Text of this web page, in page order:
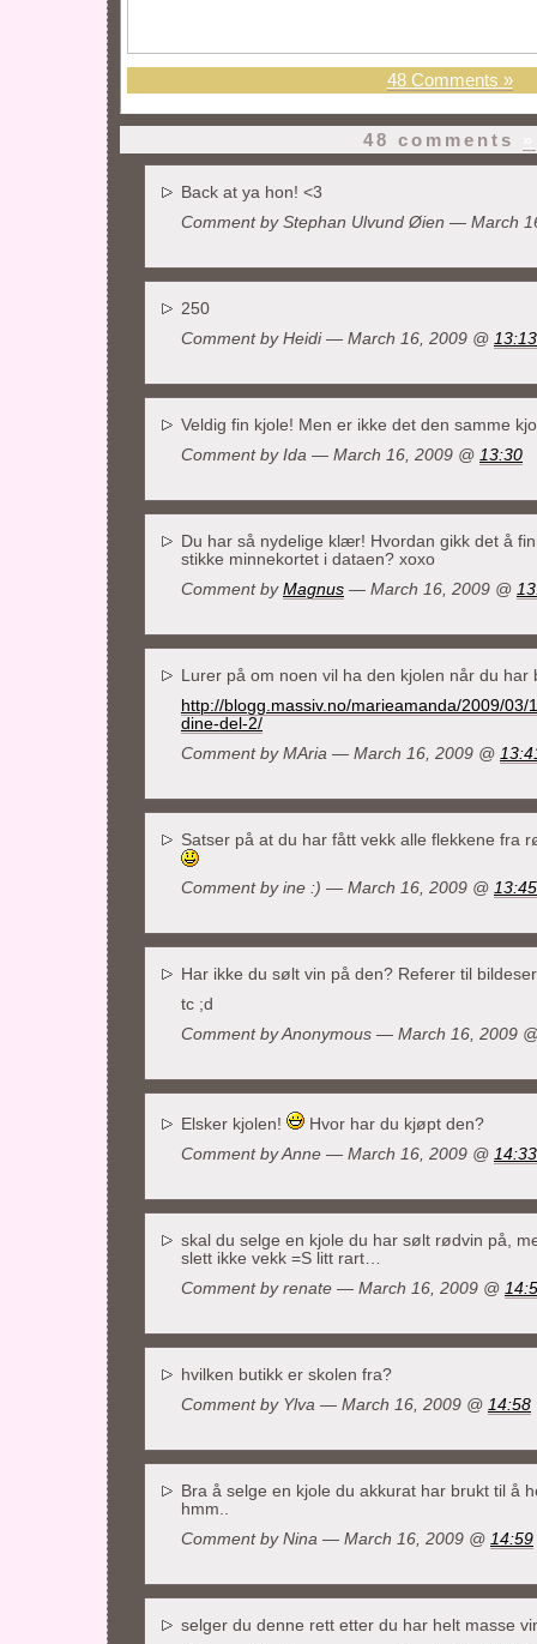
48 Comments »
48 comments
Back at ya hon! <3
Comment by Stephan Ulvund Øien — March
250
Comment by Heidi — March 16, 2009 @ 13:13
Veldig fin kjole! Men er ikke det den samme
Comment by Ida — March 16, 2009 @ 13:30
Du har så nydelige klær! Hvordan gikk det å
stikke minnekortet i dataen? xoxo
Comment by Magnus — March 16, 2009 @
Lurer på om noen vil ha den kjolen når du
http://blogg.massiv.no/marieamanda/2009/
dine-del-2/
Comment by MAria — March 16, 2009 @
Satser på at du har fått vekk alle flekkene fra
Comment by ine :) — March 16, 2009 @ 13:45
Har ikke du sølt vin på den? Referer til
tc ;d
Comment by Anonymous — March 16, 2009
Elsker kjolen!
Hvor har du kjøpt den?
Comment byAnne — March 16, 2009 @ 14:33
skal du selge en kjole du har sølt rødvin på,
slett ikke vekk =S litt rart…
Comment by renate — March 16, 2009 @
hvilken butikk er skolen fra?
Comment by Ylva — March 16, 2009 @ 14:58
Bra å selge en kjole du akkurat har brukt til å
hmm..
Comment by Nina — March 16, 2009 @ 14:59
selger du denne rett etter du har helt masse